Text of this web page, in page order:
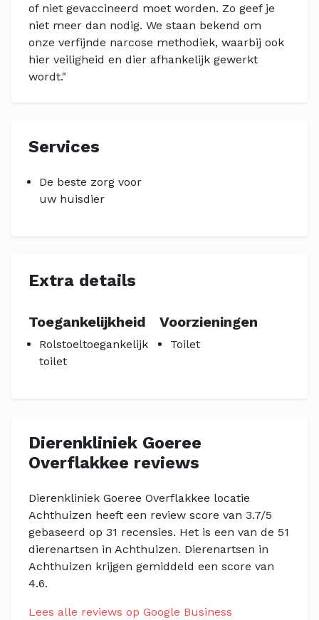
of niet gevaccineerd moet worden. Zo geef je
niet meer dan nodig. We staan bekend om
onze verfijnde narcose methodiek, waarbij ook
hier veiligheid en dier afhankelijk gewerkt
wordt."
Services
De beste zorg voor
uw huisdier
Extra details
Toegankelijkheid
Rolstoeltoegankelijk
toilet
Voorzieningen
Toilet
Dierenkliniek Goeree
Overflakkee reviews
Dierenkliniek Goeree Overflakkee locatie
Achthuizen heeft een review score van 3.7/5
gebaseerd op 31 recensies. Het is een van de 51
dierenartsen in Achthuizen. Dierenartsen in
Achthuizen krijgen gemiddeld een score van
4.6.
Lees alle reviews op Google Business